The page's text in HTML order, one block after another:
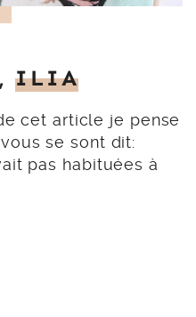
ILIA
cet article je pense
se sont dit:
pas habituées à